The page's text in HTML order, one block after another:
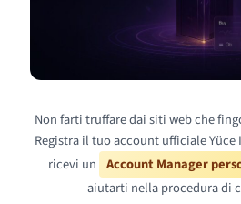
Non farti truffare dai siti web che
Registra il tuo account ufficiale
ricevi un Account Manager
aiutarti nella procedura di